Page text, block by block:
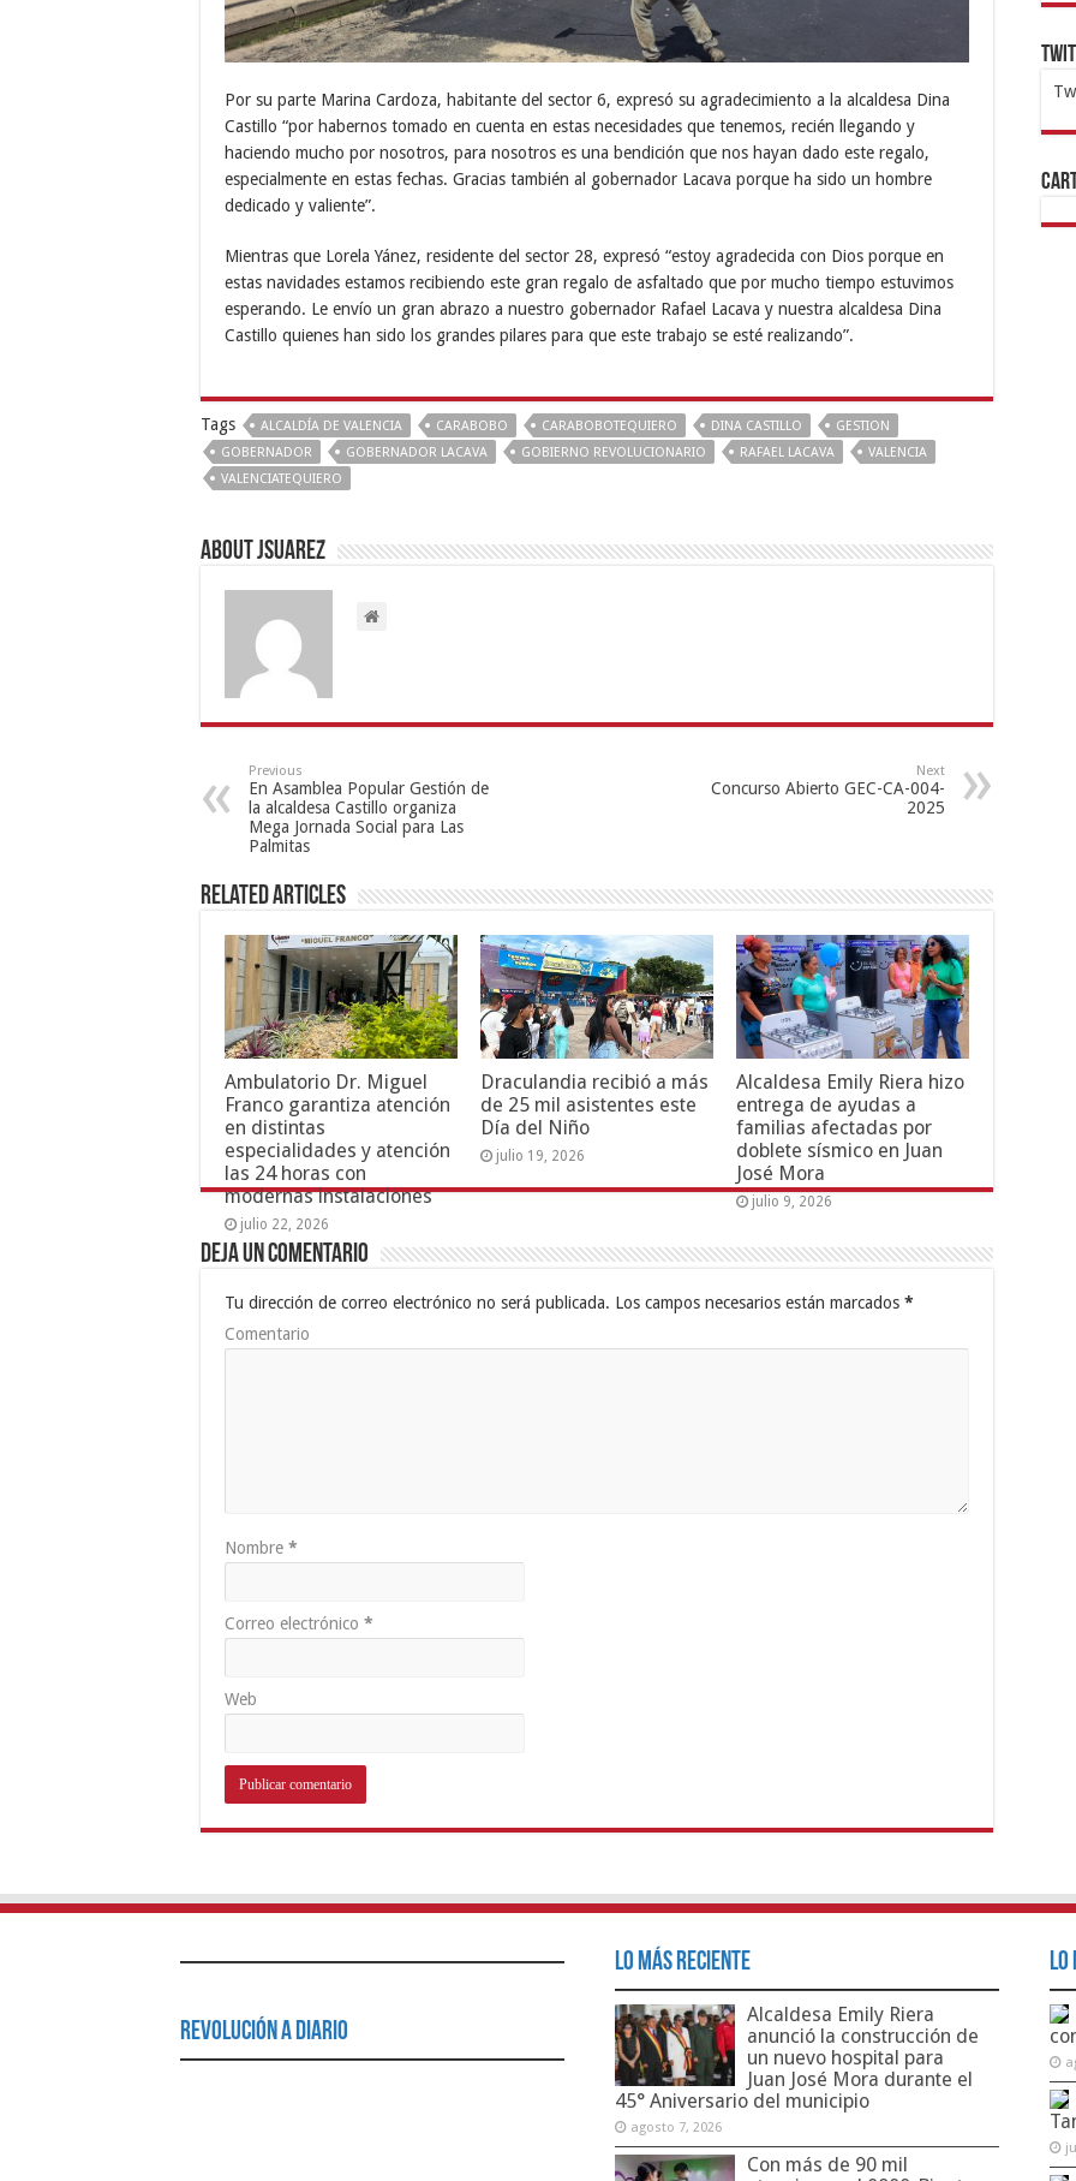
Por su parte Marina Cardoza, habitante del sector 6, expresó su agradecimiento a la alcaldesa Dina
Castillo “por habernos tomado en cuenta en estas necesidades que tenemos, recién llegando y
haciendo mucho por nosotros, para nosotros es una bendición que nos hayan dado este regalo,
especialmente en estas fechas. Gracias también al gobernador Lacava porque ha sido un hombre
dedicado y valiente”.
Mientras que Lorela Yánez, residente del sector 28, expresó “estoy agradecida con Dios porque en
estas navidades estamos recibiendo este gran regalo de asfaltado que por mucho tiempo estuvimos
esperando. Le envío un gran abrazo a nuestro gobernador Rafael Lacava y nuestra alcaldesa Dina
Castillo quienes han sido los grandes pilares para que este trabajo se esté realizando”.
Tags ALCALDÍA DE VALENCIA CARABOBO CARABOBOTEQUIERO DINA CASTILLO
GESTION
GOBERNADOR
GOBERNADOR LACAVA GOBIERNO REVOLUCIONARIO RAFAEL LACAVA
VALENCIA
VALENCIATEQUIERO
About Jsuarez
Previous
En Asamblea Popular Gestión de
la alcaldesa Castillo organiza
Mega Jornada Social para Las
Palmitas
Next
Concurso Abierto GEC-CA-004-
2025
Related Articles
Ambulatorio Dr. Miguel
Franco garantiza atención
en distintas
especialidades y atención
las 24 horas con
modernas instalaciones
julio 22, 2026
Draculandia recibió a más
de 25 mil asistentes este
Día del Niño
julio 19, 2026
Alcaldesa Emily Riera hizo
entrega de ayudas a
familias afectadas por
doblete sísmico en Juan
José Mora
julio 9, 2026
Deja un comentario
Tu dirección de correo electrónico no será publicada. Los campos necesarios están marcados *
Comentario
Nombre *
Correo electrónico *
Web
Revolución a Diario
Lo Más Reciente
Alcaldesa Emily Riera
anunció la construcción de
un nuevo hospital para
Juan José Mora durante el
45° Aniversario del municipio
agosto 7, 2026
Con más de 90 mil